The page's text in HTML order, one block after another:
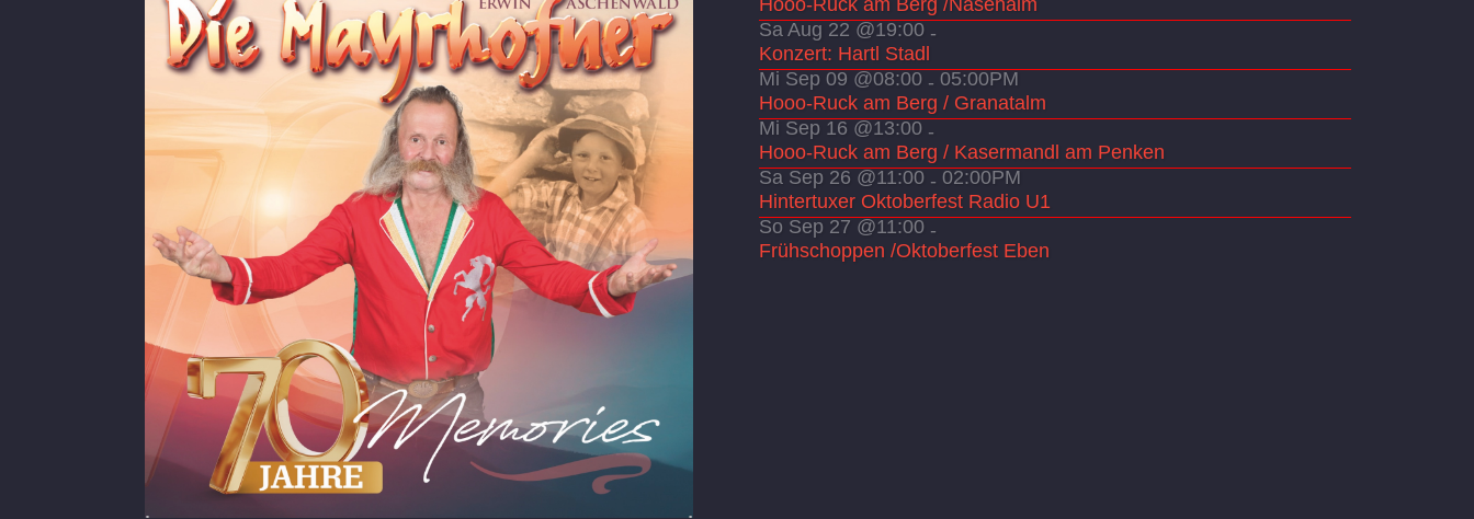
Hooo-Ruck am Berg /Nasenalm
Sa Aug 22 @19:00 -
Konzert: Hartl Stadl
Mi Sep 09 @08:00 - 05:00PM
Hooo-Ruck am Berg / Granatalm
Mi Sep 16 @13:00 -
Hooo-Ruck am Berg / Kasermandl am Penken
Sa Sep 26 @11:00 - 02:00PM
Hintertuxer Oktoberfest Radio U1
So Sep 27 @11:00 -
Frühschoppen /Oktoberfest Eben